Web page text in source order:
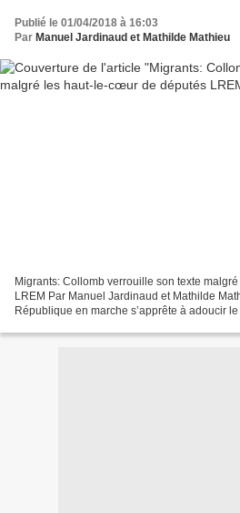
Publié le 01/04/2018 à 16:03
Par Manuel Jardinaud et Mathilde Mathieu
Migrants: Collomb verrouille son texte
LREM Par Manuel Jardinaud et Mathilde
République en marche s’apprête à adoucir